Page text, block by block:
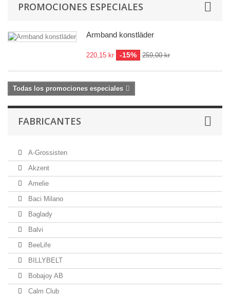
PROMOCIONES ESPECIALES
Armband konstläder
220,15 kr -15% 259,00 kr
Todas los promociones especiales
FABRICANTES
A-Grossisten
Akzent
Amelie
Baci Milano
Baglady
Balvi
BeeLife
BILLYBELT
Bobajoy AB
Calm Club